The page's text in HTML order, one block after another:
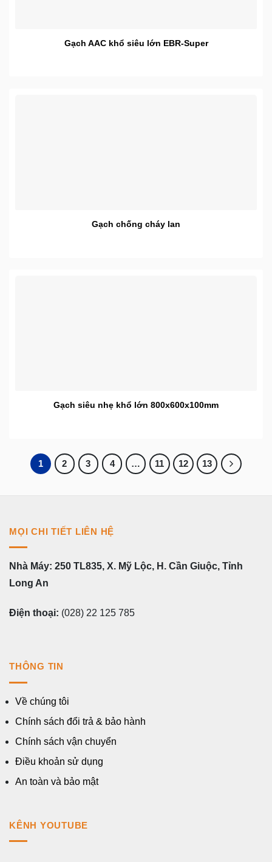
Gạch AAC khổ siêu lớn EBR-Super
Gạch chống cháy lan
Gạch siêu nhẹ khổ lớn 800x600x100mm
1 2 3 4 … 11 12 13
MỌI CHI TIẾT LIÊN HỆ
Nhà Máy: 250 TL835, X. Mỹ Lộc, H. Cần Giuộc, Tỉnh
Long An
Điện thoại: (028) 22 125 785
THÔNG TIN
Về chúng tôi
Chính sách đổi trả & bảo hành
Chính sách vận chuyển
Điều khoản sử dụng
An toàn và bảo mật
KÊNH YOUTUBE